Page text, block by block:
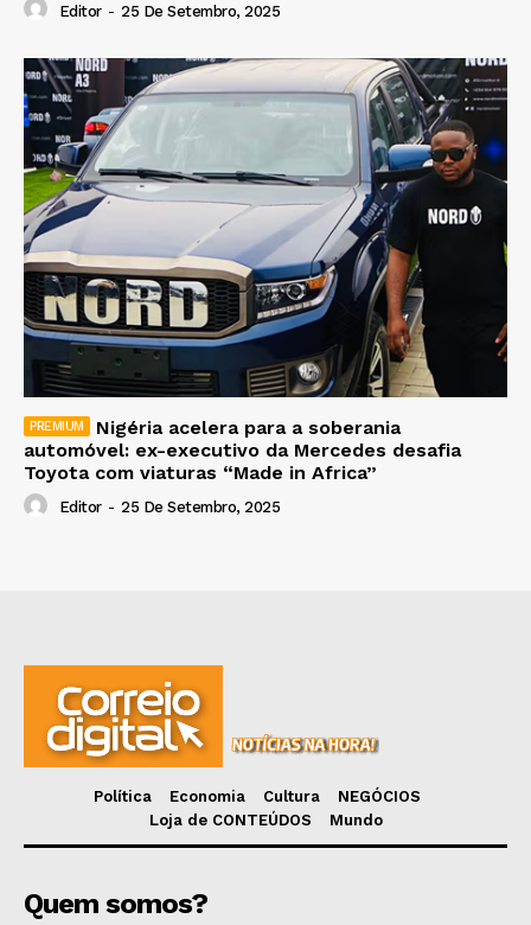
Editor - 25 De Setembro, 2025
Nigéria acelera para a soberania
automóvel: ex-executivo da Mercedes desafia
Toyota com viaturas “Made in Africa”
Editor - 25 De Setembro, 2025
Política Economia Cultura
NEGÓCIOS
Loja de CONTEÚDOS
Mundo
Quem somos?